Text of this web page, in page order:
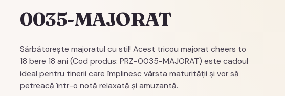
0035-MAJORAT
Sărbătorește majoratul cu stil! Acest tricou majorat cheers to
18 bere 18 ani (Cod produs: PRZ-0035-MAJORAT) este cadoul
ideal pentru tinerii care împlinesc vârsta maturității și vor să
petreacă într-o notă relaxată și amuzantă.